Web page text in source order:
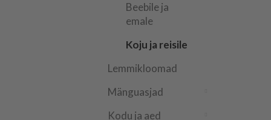
Beebile ja
emale
Koju ja reisile
Lemmikloomad
Mänguasjad
Kodu ja aed